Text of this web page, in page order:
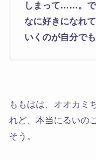
しまって……。で
なに好きになれ
いくのが自分でも
ももはは、オオカミ
れど、本当にるいの
そう。